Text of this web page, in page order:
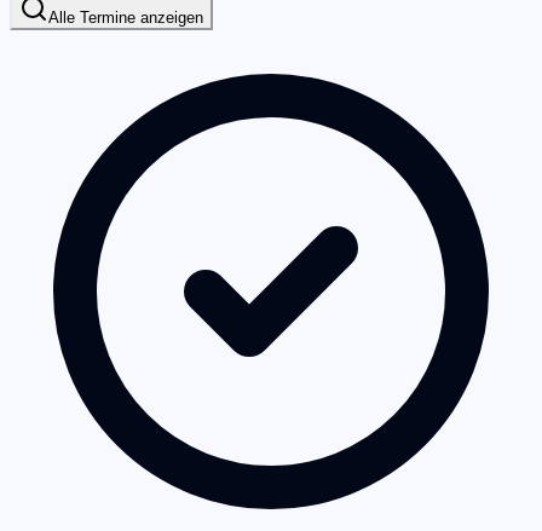
Alle Termine anzeigen